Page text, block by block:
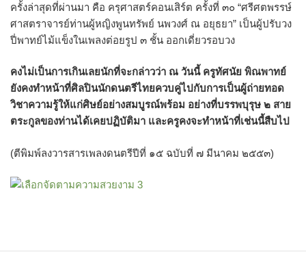
ครั้งล่าสุดที่ผ่านมา คือ ครุศาสตร์คอนเสิร์ต ครั้งที่ ๓๐ “ศรีศตพรรษ์
ศาสตราจารย์ท่านผู้หญิงพูนทรัพย์ นพวงศ์ ณ อยุธยา” เป็นผู้ปรับวง
ปี่พาทย์ไม้แข็งในเพลงต่อยรูป ๓ ชั้น ออกเดี่ยวรอบวง
คงไม่เป็นการเกินเลยนักที่จะกล่าวว่า ณ วันนี้ ครูทัศนัย พิณพาทย์
ยังคงทำหน้าที่ศิลปินนักดนตรีไทยควบคู่ไปกับการเป็นผู้ถ่ายทอด
วิชาความรู้ให้แก่ศิษย์อย่างสมบูรณ์พร้อม อย่างที่บรรพบุรุษ ๒ สาย
ตระกูลของท่านได้เคยปฏิบัติมา และครูคงจะทำหน้าที่เช่นนี้สืบไป
(ตีพิมพ์ลงวารสารเพลงดนตรีปีที่ ๑๕ ฉบับที่ ๗ มีนาคม ๒๕๕๓)